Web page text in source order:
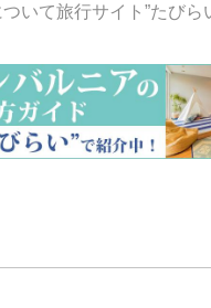
いて旅行サイト”たびら